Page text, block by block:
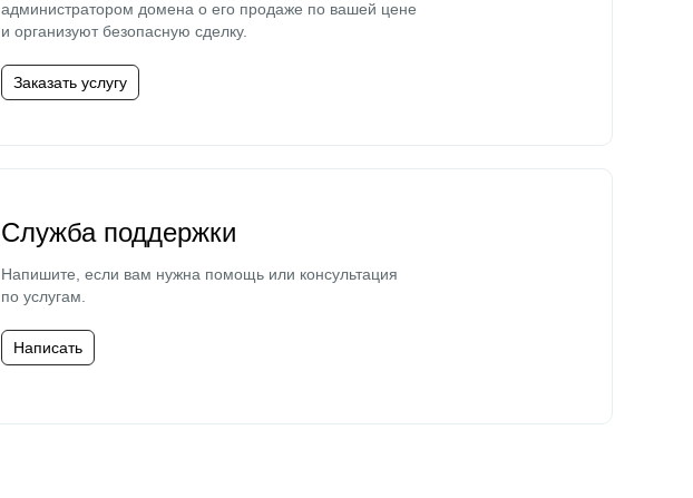
администратором домена о его продаже по вашей цене
и организуют безопасную сделку.
Заказать услугу
Служба поддержки
Напишите, если вам нужна помощь или консультация
по услугам.
Написать